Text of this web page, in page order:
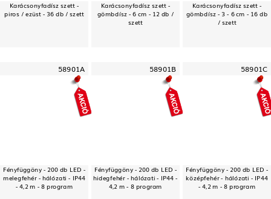
Karácsonyfadísz szett -
piros / ezüst - 36 db / szett
Karácsonyfadísz szett -
gömbdísz - 6 cm - 12 db /
szett
Karácsonyfadísz szett -
gömbdísz - 3 - 6 cm - 16 db
/ szett
58901A
Fényfüggöny - 200 db LED -
melegfehér - hálózati - IP44
- 4,2 m - 8 program
58901B
Fényfüggöny - 200 db LED -
hidegfehér - hálózati - IP44 -
4,2 m - 8 program
58901C
Fényfüggöny - 200 db LED -
középfehér - hálózati - IP44
- 4,2 m - 8 program